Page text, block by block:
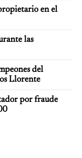
en el
las
del
Llorente
por fraude